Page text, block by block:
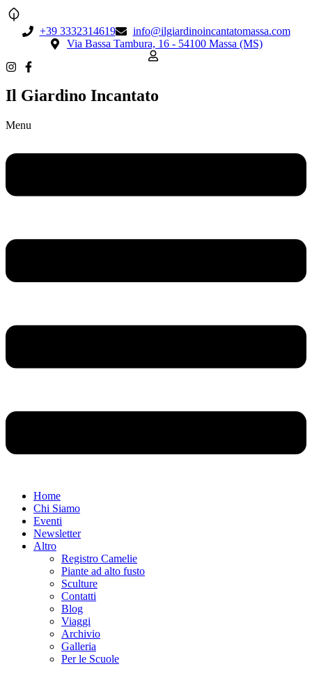
+39 3332314619
info@ilgiardinoincantatomassa.com
Via Bassa Tambura, 16 - 54100 Massa (MS)
Il Giardino Incantato
Menu
Home
Chi Siamo
Eventi
Newsletter
Altro
Registro Camelie
Piante ad alto fusto
Sculture
Contatti
Blog
Viaggi
Archivio
Galleria
Per le Scuole